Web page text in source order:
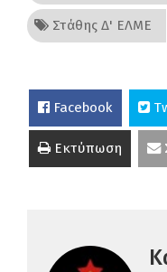
Στάθης Δ' ΕΛΜΕ
Facebook
Εκτύπωση